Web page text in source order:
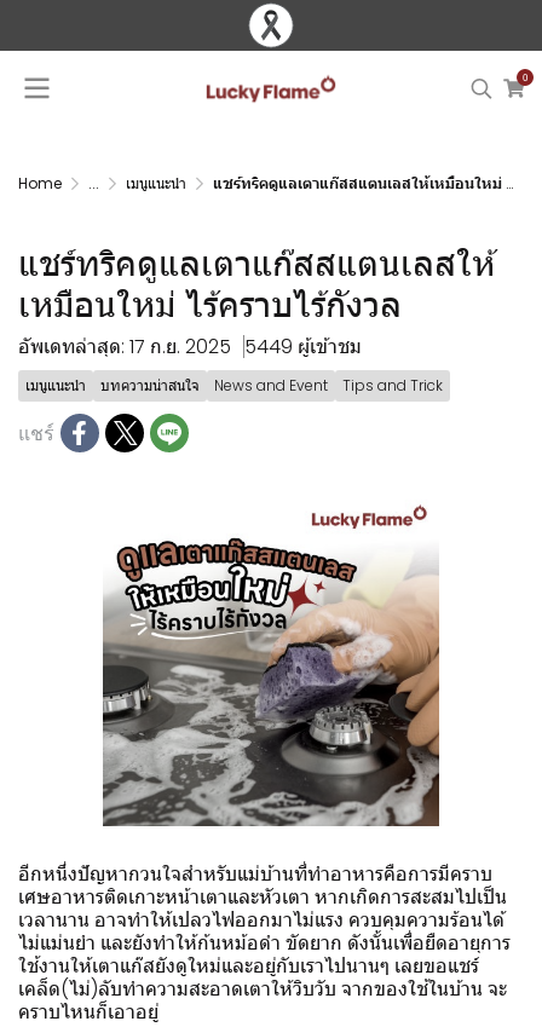
0
Home ... เมนูแนะนำ แชร์ทริคดูแลเตาแก๊สสแตนเลสให้เหมือนใหม่ ไร้คราบไร้กังวล
แชร์ทริคดูแลเตาแก๊สสแตนเลสให้
เหมือนใหม่ ไร้คราบไร้กังวล
อัพเดทล่าสุด: 17 ก.ย. 2025 5449 ผู้เข้าชม
เมนูแนะนำ บทความน่าสนใจ News and Event Tips and Trick
แชร์
อีกหนึ่งปัญหากวนใจสำหรับแม่บ้านที่ทำอาหารคือการมีคราบ
เศษอาหารติดเกาะหน้าเตาและหัวเตา หากเกิดการสะสมไปเป็น
เวลานาน อาจทำให้เปลวไฟออกมาไม่แรง ควบคุมความร้อนได้
ไม่แม่นยำ และยังทำให้ก้นหม้อดำ ขัดยาก ดังนั้นเพื่อยืดอายุการ
ใช้งานให้เตาแก๊สยังดูใหม่และอยู่กับเราไปนานๆ เลยขอแชร์
เคล็ด(ไม่)ลับทำความสะอาดเตาให้วิบวับ จากของใช้ในบ้าน จะ
คราบไหนก็เอาอยู่